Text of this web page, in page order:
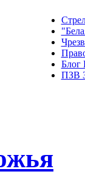
Блог
ПЗВ